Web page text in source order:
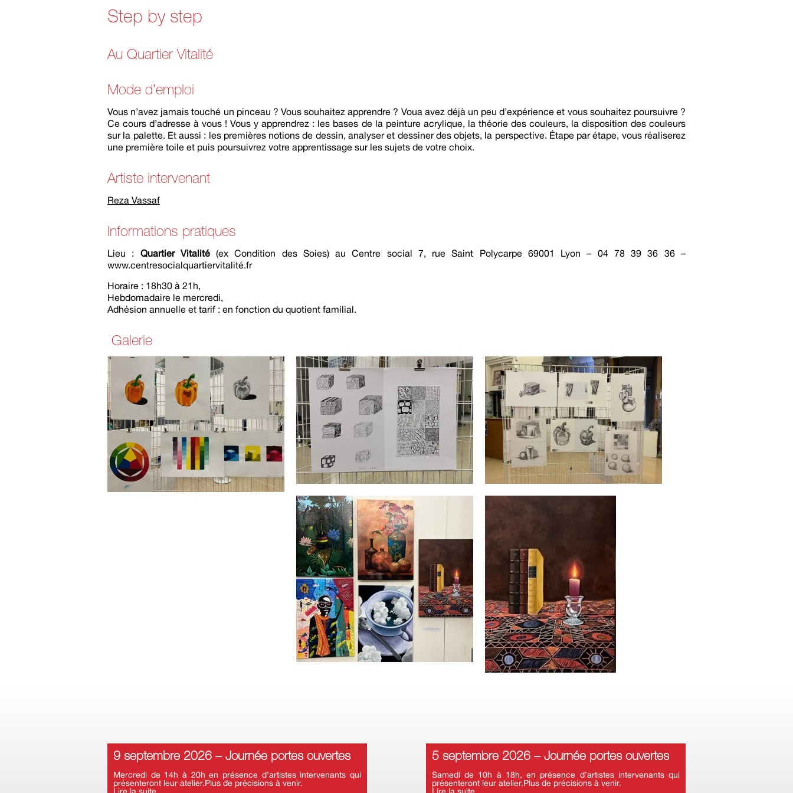
Step by step
Au Quartier Vitalité
Mode d’emploi
Vous n’avez jamais touché un pinceau ? Vous souhaitez apprendre ? Voua avez déjà un peu d’expérience et vous souhaitez poursuivre ?
Ce cours d’adresse à vous ! Vous y apprendrez : les bases de la peinture acrylique, la théorie des couleurs, la disposition des couleurs
sur la palette. Et aussi : les premières notions de dessin, analyser et dessiner des objets, la perspective. Étape par étape, vous réaliserez
une première toile et puis poursuivrez votre apprentissage sur les sujets de votre choix.
Artiste intervenant
Reza Vassaf
Informations pratiques
Lieu : Quartier Vitalité(ex Condition des Soies) au Centre social 7, rue Saint Polycarpe 69001 Lyon – 04 78 39 36 36 –
www.centresocialquartiervitalité.fr
Horaire : 18h30 à 21h,
Hebdomadaire le mercredi,
Adhésion annuelle et tarif : en fonction du quotient familial.
Galerie
9 septembre 2026 – Journée portes ouvertes
Mercredi de 14h à 20h en présence d’artistes intervenants qui
présenteront leur atelier.Plus de précisions à venir.
5 septembre 2026 – Journée portes ouvertes
Samedi de 10h à 18h, en présence d’artistes intervenants qui
présenteront leur atelier.Plus de précisions à venir.